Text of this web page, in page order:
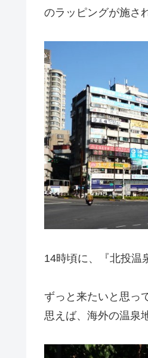
のラッピングが施さ
14時頃に、『北投温
ずっと来たいと思っ
思えば、海外の温泉